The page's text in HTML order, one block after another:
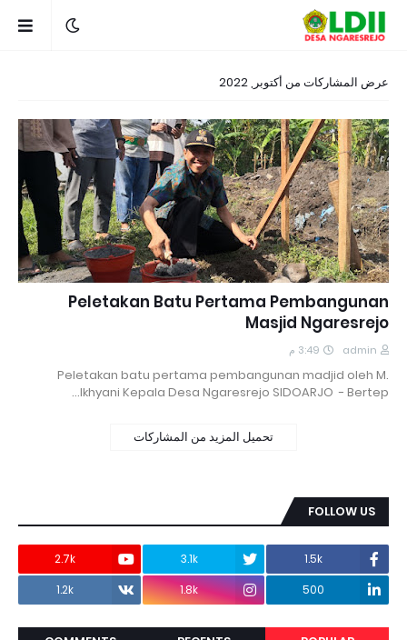
عرض المشاركات من أكتوبر, 2022
Peletakan Batu Pertama Pembangunan
Masjid Ngaresrejo
admin 3:49 م
Peletakan batu pertama pembangunan madjid oleh M.
Ikhyani Kepala Desa Ngaresrejo SIDOARJO - Bertep…
تحميل المزيد من المشاركات
FOLLOW US
1.5k
3.1k
2.7k
500
1.8k
1.2k